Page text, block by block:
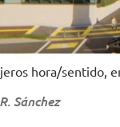
hora/sentido,
Sánchez